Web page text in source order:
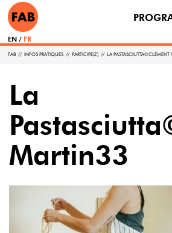
EN FR
FAB // INFOS PRATIQUES // PARTICIPE(Z) // LA PASTASCIUTTA©CLÉMENT
La
Martin33